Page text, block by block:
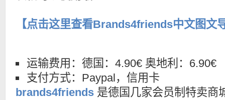
【点击这里查看Brands4friends中文图文
运输费用：德国：4.90€ 奥地利：6.90€
支付方式：Paypal，信用卡
brands4friends 是德国几家会员制特卖商